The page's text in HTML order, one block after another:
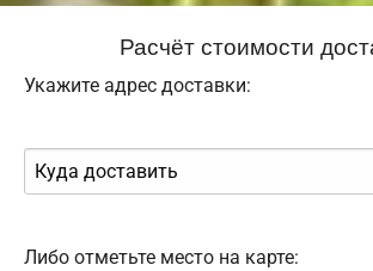
Расчёт стоимости
Укажите адрес доставки:
Либо отметьте место на карте: